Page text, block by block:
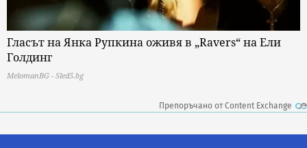
Гласът на Янка Рупкина оживя в „Ravers“ на Ели
Голдинг
MelomanBG - Sled5.bg
Препоръчано от Content Exchange